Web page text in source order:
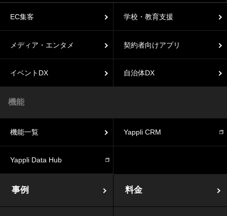
事例 料金
EC集客 学校・教育支援
メディア・エンタメ 契約者向けアプリ
イベントDX 自治体DX
機能
機能一覧 Yappli CRM
Yappli Data Hub